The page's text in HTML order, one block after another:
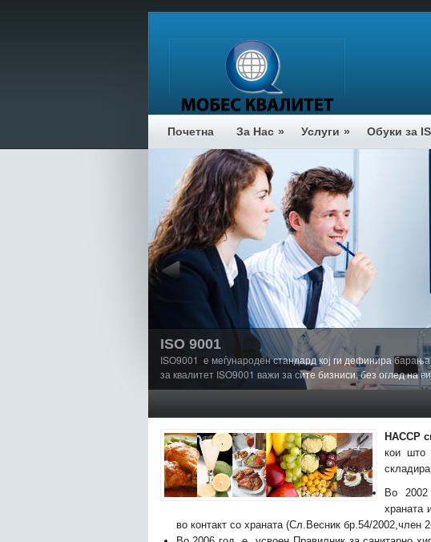
Почетна За Нас » Услуги » Обуки за
ISO 9001
ISO9001 е меѓународен стандард кој ги дефинира
за квалитет ISO9001 важи за сите бизниси, без оглед на
HACCP
кои што
Во
храната
во контакт со храната (Сл.Весник бр.54/2002,член